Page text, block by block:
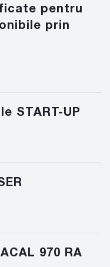
pentru
prin
START-UP
970 RA